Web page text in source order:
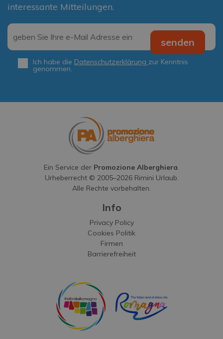
interessante Mitteilungen.
Email
Privacy *
Ich habe die Datenschutzerklärung zur Kenntnis
genommen.
senden
Ein Service der Promozione Alberghiera.
Urheberrecht © 2005–2026Rimini Urlaub.
Alle Rechte vorbehalten.
Info
Privacy Policy
Cookies Politik
Firmen
Barrierefreiheit